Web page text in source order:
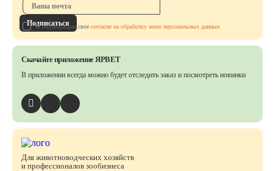
Для животноводческих хозяйств
и профессионалов зообизнеса
Подписаться
Я подтверждаю свое согласие на обработку моих персональных данных
Скачайте приложение ЯРВЕТ
В приложении всегда можно будет отследить заказ и посмотреть новинки